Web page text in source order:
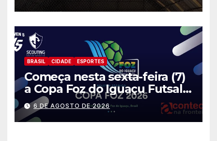
BRASIL CIDADE ESPORTES
Começa nesta sexta-feira (7)
a Copa Foz do Iguaçu Futsal
2026 com equipes de quatro
países
6 DE AGOSTO DE 2026